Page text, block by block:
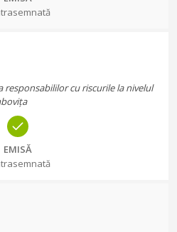
responsabililor cu riscurile la nivelul
EMISĂ